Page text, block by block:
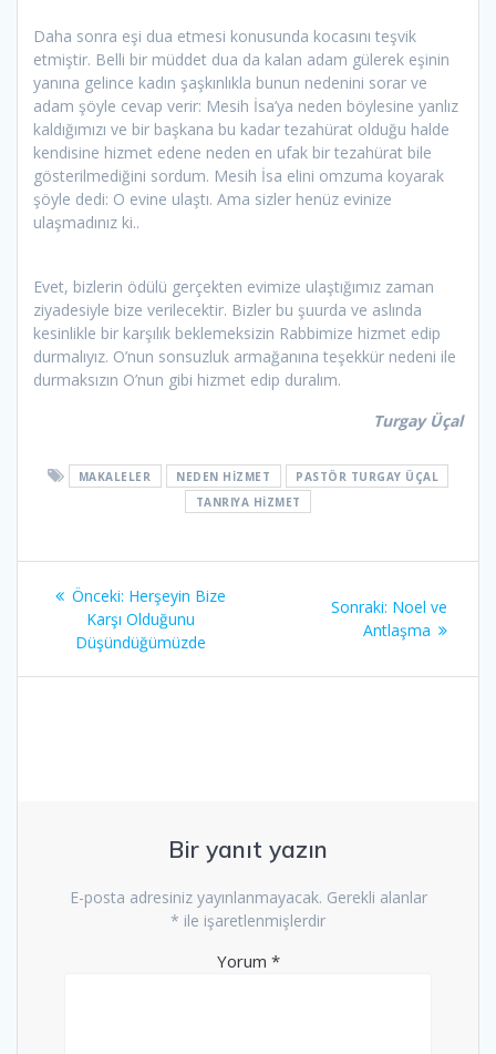
Daha sonra eşi dua etmesi konusunda kocasını teşvik
etmiştir. Belli bir müddet dua da kalan adam gülerek eşinin
yanına gelince kadın şaşkınlıkla bunun nedenini sorar ve
adam şöyle cevap verir: Mesih İsa’ya neden böylesine yanlız
kaldığımızı ve bir başkana bu kadar tezahürat olduğu halde
kendisine hizmet edene neden en ufak bir tezahürat bile
gösterilmediğini sordum. Mesih İsa elini omzuma koyarak
şöyle dedi: O evine ulaştı. Ama sizler henüz evinize
ulaşmadınız ki..
Evet, bizlerin ödülü gerçekten evimize ulaştığımız zaman
ziyadesiyle bize verilecektir. Bizler bu şuurda ve aslında
kesinlikle bir karşılık beklemeksizin Rabbimize hizmet edip
durmalıyız. O’nun sonsuzluk armağanına teşekkür nedeni ile
durmaksızın O’nun gibi hizmet edip duralım.
Turgay Üçal
MAKALELER NEDEN HIZMET
PASTÖR TURGAY ÜÇAL
TANRIYA HIZMET
Yazı
gezinmesi
Önceki: Önceki
yazı:
Herşeyin Bize
Karşı Olduğunu
Düşündüğümüzde
Sonraki: Sonraki
yazı:
Noel ve
Antlaşma
Bir yanıt yazın
E-posta adresiniz yayınlanmayacak. Gerekli alanlar
* ile işaretlenmişlerdir
Yorum *